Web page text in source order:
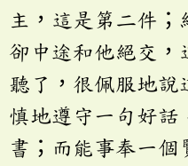
主，這是第二件；
卻中途和他絕交，
聽了，很佩服地說
慎地遵守一句好話
書；而能事奉一個